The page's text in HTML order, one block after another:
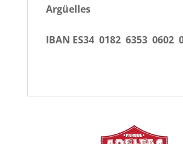
Argüelles
IBAN ES34 0182 6353 0602